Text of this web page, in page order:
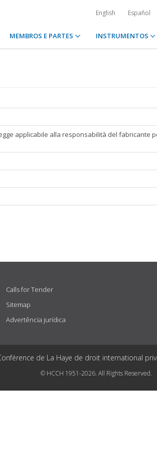
English Español
MEMBROS E PARTES INSTRUMENTOS
applicabile alla responsabilità del fabricante
Calls for Tender
Sitemap
Advertência jurídica
de La Haye de droit international
© HCCH 1951-2026. All Rights Reserved.